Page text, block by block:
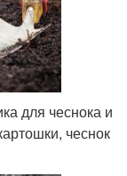
для чеснока и
чеснок